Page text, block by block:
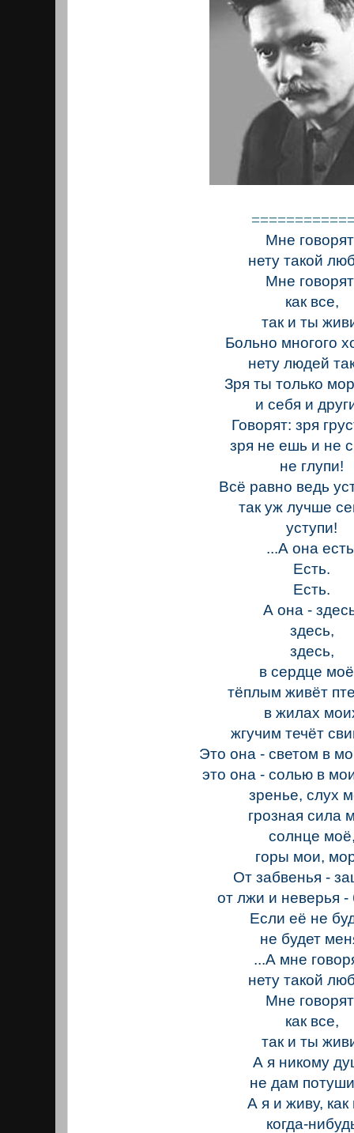
Мне
нету такой
Мне
как все,
так и ты
Больно многого
нету людей
Зря ты только
и себя и
Говорят: зря
зря не ешь и не
не глупи!
Всё равно ведь
так уж лучше
уступи!
...А она
Есть.
Есть.
А она -
здесь,
здесь,
в сердце
тёплым живёт
в жилах
жгучим течёт
Это она - светом в
это она - солью в
зренье, слух
грозная сила
солнце
горы мои,
От забвенья -
от лжи и неверья -
Если её не
не будет
...А мне
нету такой
Мне
как все,
так и ты
А я никому
не дам
А я и живу, как
когда-